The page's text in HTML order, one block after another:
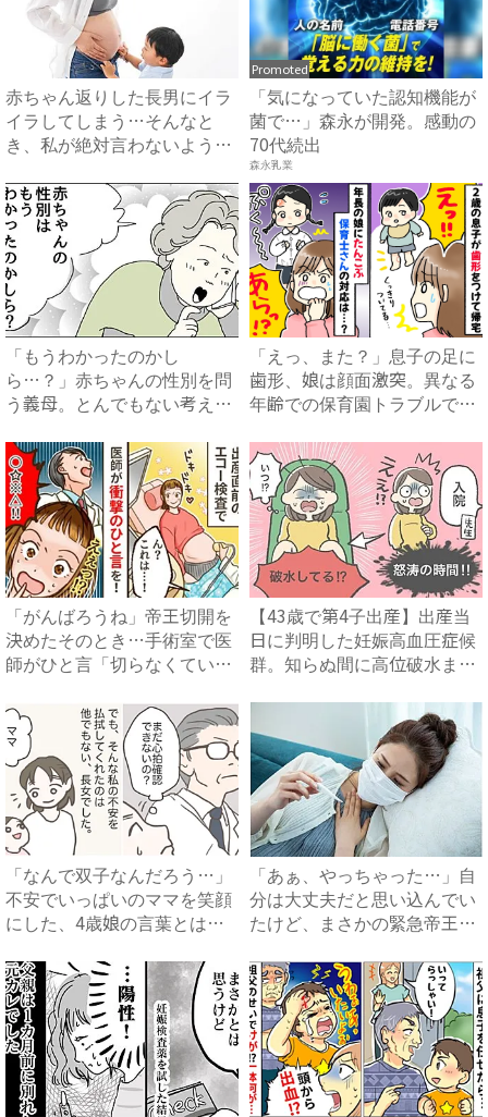
赤ちゃん返りした長男にイラ
イラしてしまう…そんなと
き、私が絶対言わないように
Promoted
「気になっていた認知機能が
菌で…」森永が開発。感動の
70代続出
森永乳業
「もうわかったのかし
ら…？」赤ちゃんの性別を問
う義母。とんでもない考えが
「えっ、また？」息子の足に
歯形、娘は顔面激突。異なる
年齢での保育園トラブルで見
「がんばろうね」帝王切開を
決めたそのとき…手術室で医
師がひと言「切らなくてい
【43歳で第4子出産】出産当
日に判明した妊娠高血圧症候
群。知らぬ間に高位破水ま
「なんで双子なんだろう…」
不安でいっぱいのママを笑顔
にした、4歳娘の言葉とは？
「あぁ、やっちゃった…」自
分は大丈夫だと思い込んでい
たけど、まさかの緊急帝王切